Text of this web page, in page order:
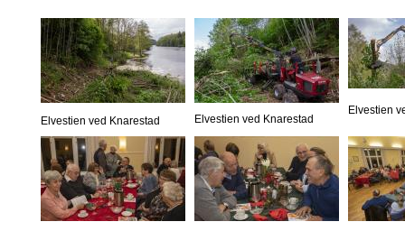
Elvestien ved Knarestad Elvestien ved Knarestad
Elvestien